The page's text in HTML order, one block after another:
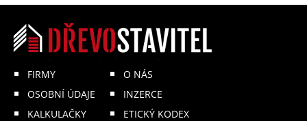
FIRMY
OSOBNÍ ÚDAJE
KALKULAČKY
O NÁS
INZERCE
ETICKÝ KODEX